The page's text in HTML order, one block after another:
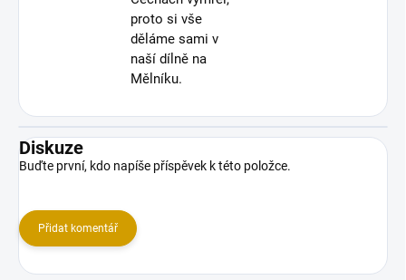
proto si vše
děláme sami v
naší dílně na
Mělníku.
Diskuze
Buďte první, kdo napíše příspěvek k této položce.
Přidat komentář